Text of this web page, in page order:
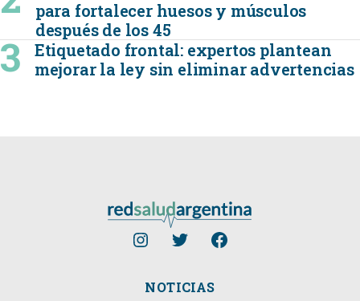
para fortalecer huesos y músculos
después de los 45
Etiquetado frontal: expertos plantean
mejorar la ley sin eliminar advertencias
NOTICIAS